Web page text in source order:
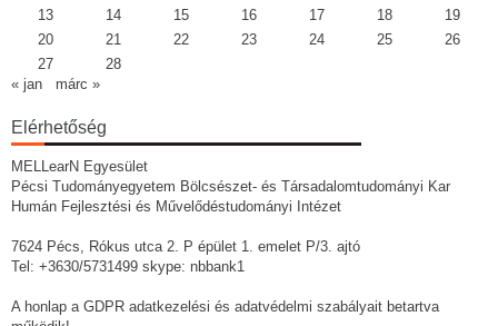
13
14 15 16 17 18
19
20
21 22 23 24 25
26
27
28
« jan
márc »
Elérhetőség
MELLearN Egyesület
Pécsi Tudományegyetem Bölcsészet- és Társadalomtudományi Kar
Humán Fejlesztési és Művelődéstudományi Intézet
7624 Pécs, Rókus utca 2. P épület 1. emelet P/3. ajtó
Tel: +3630/5731499 skype: nbbank1
A honlap a GDPR adatkezelési és adatvédelmi szabályait betartva